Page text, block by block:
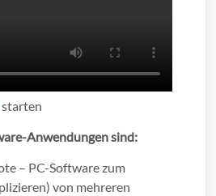
starten
Anwendungen sind:
– PC-Software zum
von mehreren